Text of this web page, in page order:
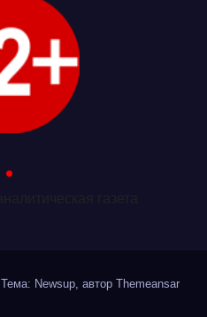
.
Тема: Newsup, автор Themeansar